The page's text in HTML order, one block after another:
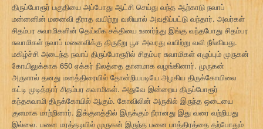
திருப்போரூர் பகுதியை அப்போது ஆட்சி செய்து வந்த ஆற்காடு நவாப்
மன்னனின் மனைவி தீராத வயிற்று வலியால் அவதிப்பட்டு வந்தார். அவர்கள்
சிதம்பர சுவாமிகளின் தெய்வீக சக்தியை உணர்ந்து இங்கு வந்தபோது சிதம்பர
சுவாமிகள் நவாப் மனைவிக்கு திருநீறு பூச அவரது வயிற்று வலி நீங்கியது.
மகிழ்ச்சி அடைந்த நவாப் திருப்போரூரில் சிதம்பர சுவாமிகள் எழுப்பும் முருகன்
கோயிலுக்காக 650 ஏக்கர் நிலத்தை தானமாக வழங்கினார். முருகன்
அருளால் தனது மனத்திரையில் தோன்றியபடியே அழகிய திருக்கோயிலை
கட்டி முடித்தார் சிதம்பர சுவாமிகள். அதுவே இன்றைய திருப்போரூர்
கந்தசுவாமி திருக்கோயில் ஆகும். கோவிலின் அருகில் இருந்த ஒடையை
குளமாக மாற்றினார். இக்குளத்தில் இருக்கும் நீரானது இது வரை வற்றியது
இல்லை. பனை மரத்தடியில் முருகன் இருந்த பனை பாத்திரத்தை தற்போதும்